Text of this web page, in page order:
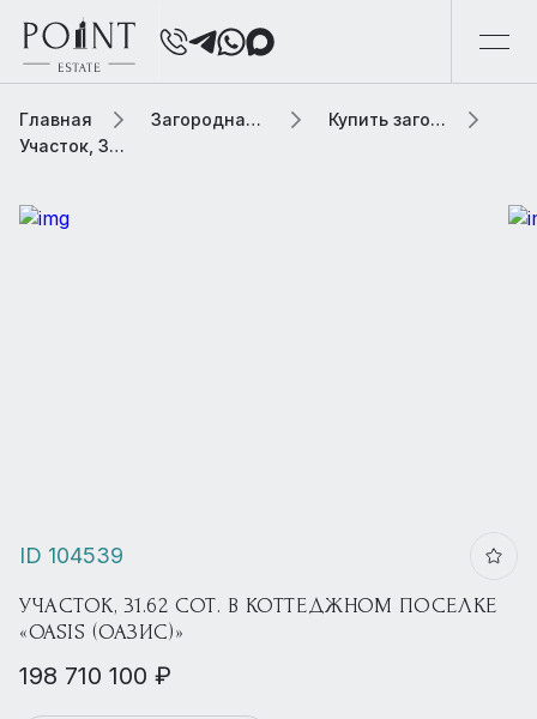
Главная Загородная элитная недвижимость
Купить загородную элитную недвижимость
Участок, 31.62 сот. В коттеджном поселке «OASIS (Оазис)»
ID 104539
УЧАСТОК, 31.62 СОТ. В КОТТЕДЖНОМ ПОСЕЛКЕ
«OASIS (ОАЗИС)»
198 710 100 ₽